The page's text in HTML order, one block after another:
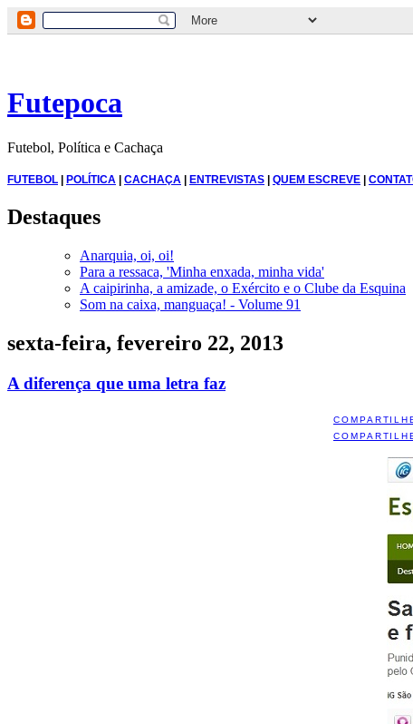
Futepoca
Futebol, Política e Cachaça
FUTEBOL | POLÍTICA | CACHAÇA | ENTREVISTAS | QUEM ESCREVE |
Destaques
Anarquia, oi, oi!
Para a ressaca, 'Minha enxada, minha vida'
A caipirinha, a amizade, o Exército e o Clube da Esquina
Som na caixa, manguaça! - Volume 91
sexta-feira, fevereiro 22, 2013
A diferença que uma letra faz